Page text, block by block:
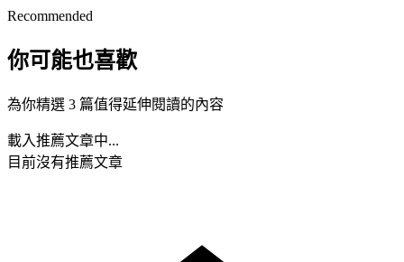
Recommended
你可能也喜歡
為你精選 3 篇值得延伸閱讀的內容
載入推薦文章中...
目前沒有推薦文章